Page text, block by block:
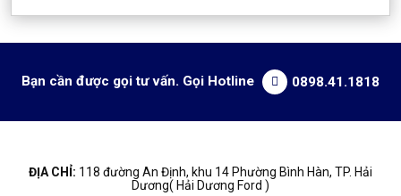
Bạn cần được gọi tư vấn. Gọi Hotline 0898.41.1818
ĐỊA CHỈ: 118 đường An Định, khu 14 Phường Bình Hàn, TP. Hải
Dương( Hải Dương Ford )